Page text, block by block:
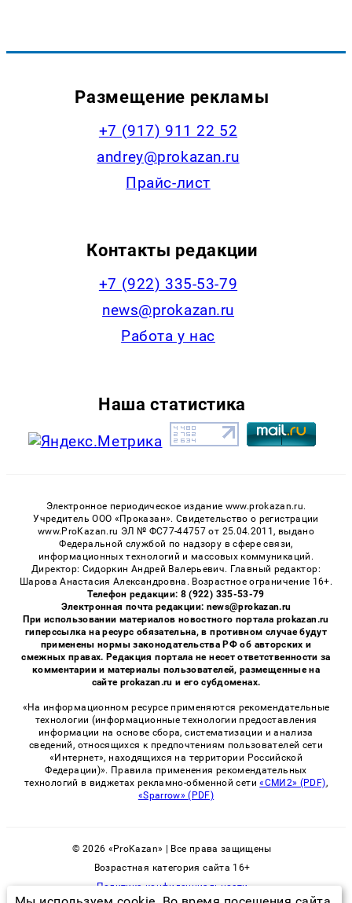
Размещение рекламы
+7 (917) 911 22 52
andrey@prokazan.ru
Прайс-лист
Контакты редакции
+7 (922) 335-53-79
news@prokazan.ru
Работа у нас
Наша статистика
Электронное периодическое издание www.prokazan.ru.
Учредитель ООО «Проказан». Cвидетельство о регистрации
www.ProKazan.ru ЭЛ № ФС77-44757 от 25.04.2011, выдано
Федеральной службой по надзору в сфере связи,
информационных технологий и массовых коммуникаций.
Директор: Сидоркин Андрей Валерьевич. Главный редактор:
Шарова Анастасия Александровна. Возрастное ограничение 16+.
Телефон редакции: 8 (922) 335-53-79
Электронная почта редакции: news@prokazan.ru
При использовании материалов новостного портала prokazan.ru
гиперссылка на ресурс обязательна, в противном случае будут
применены нормы законодательства РФ об авторских и
смежных правах. Редакция портала не несет ответственности за
комментарии и материалы пользователей, размещенные на
сайте prokazan.ru и его субдоменах.
«На информационном ресурсе применяются рекомендательные
технологии (информационные технологии предоставления
информации на основе сбора, систематизации и анализа
сведений, относящихся к предпочтениям пользователей сети
«Интернет», находящихся на территории Российской
Федерации)». Правила применения рекомендательных
технологий в виджетах рекламно-обменной сети«СМИ2» (PDF),
«Sparrow» (PDF)
© 2026 «ProKazan» | Все права защищены
Возрастная категория сайта 16+
Политика конфиденциальности